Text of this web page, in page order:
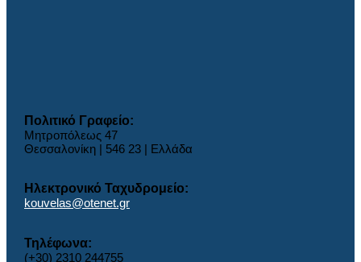
Πολιτικό Γραφείο:
Μητροπόλεως 47
Θεσσαλονίκη | 546 23 | Ελλάδα
Ηλεκτρονικό Ταχυδρομείο:
kouvelas@otenet.gr
Τηλέφωνα:
(+30) 2310 244755